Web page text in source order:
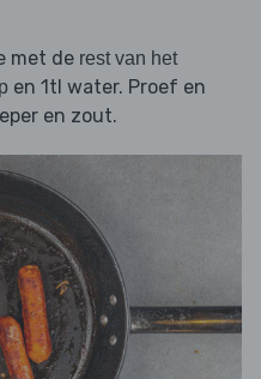
met de rest van het
en 1tl water. Proef en
en zout.